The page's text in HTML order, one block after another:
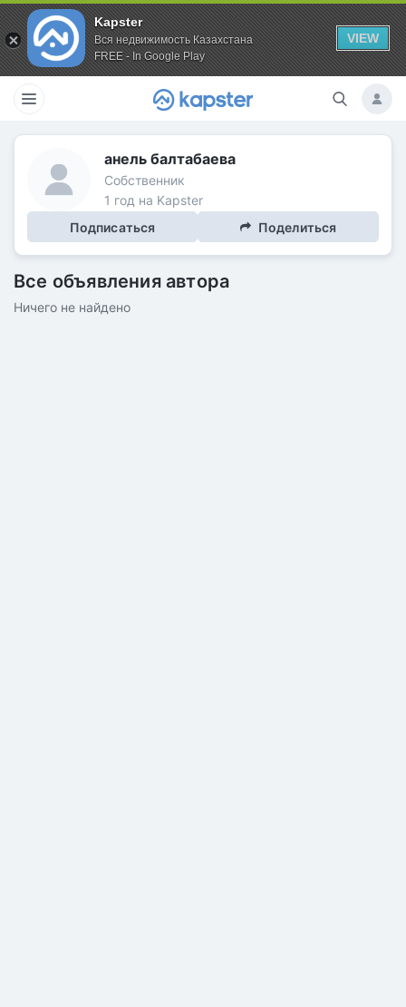
Kapster
Вся недвижимость Казахстана
FREE - In Google Play
VIEW
анель балтабаева
Собственник
1 год на Kapster
Подписаться
Поделиться
Все объявления автора
Ничего не найдено